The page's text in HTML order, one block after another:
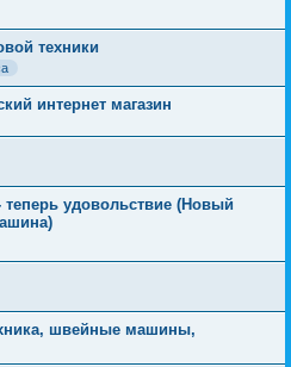
техники
интернет магазин
теперь удовольствие (Новый
швейные машины,